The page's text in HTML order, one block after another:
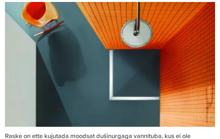
Raske on ette kujutada moodsat dušinurgaga vannituba, kus ei ole